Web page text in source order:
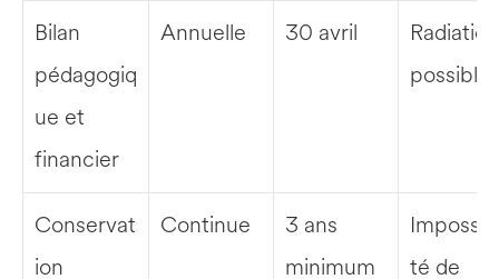
Bilan
pédagogiq
ue et
financier
Annuelle 30 avril
Radiation
possible
Conservat
ion
Continue
3 ans
minimum
té de